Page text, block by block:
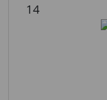
14